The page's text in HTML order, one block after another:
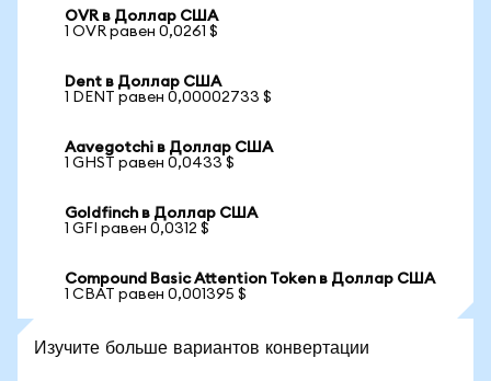
OVR в Доллар США
1 OVR равен 0,0261 $
Dent в Доллар США
1 DENT равен 0,00002733 $
Aavegotchi в Доллар США
1 GHST равен 0,0433 $
Goldfinch в Доллар США
1 GFI равен 0,0312 $
Compound Basic Attention Token в Доллар США
1 CBAT равен 0,001395 $
Изучите больше вариантов конвертации